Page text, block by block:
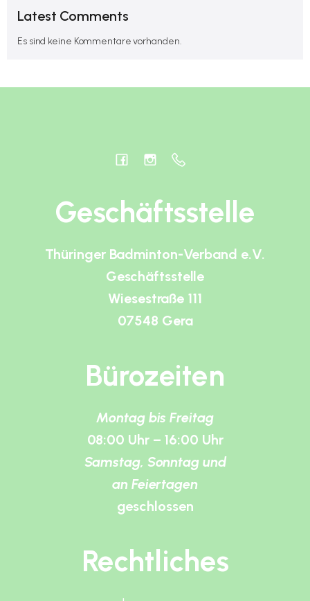
Latest Comments
Es sind keine Kommentare vorhanden.
Geschäftsstelle
Thüringer Badminton-Verband e.V.
Geschäftsstelle
Wiesestraße 111
07548 Gera
Bürozeiten
Montag bis Freitag
08:00 Uhr – 16:00 Uhr
Samstag, Sonntag und
an Feiertagen
geschlossen
Rechtliches